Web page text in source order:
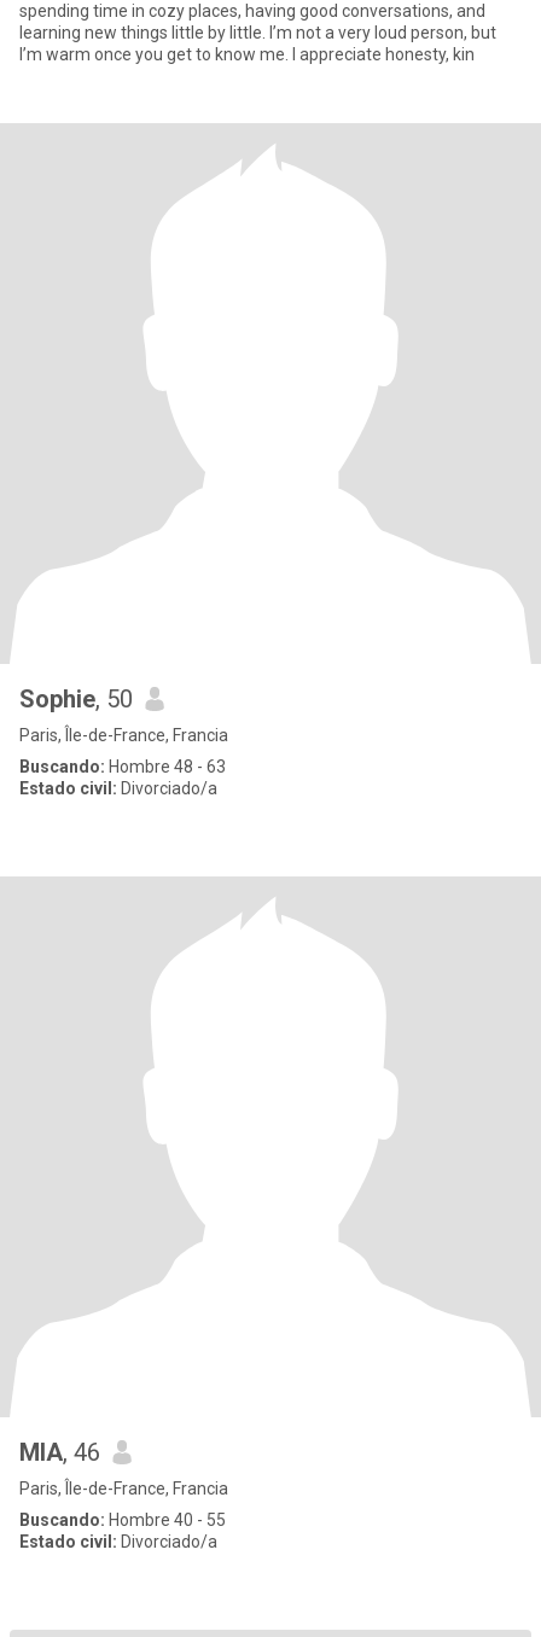
spending time in cozy places, having good conversations, and
learning new things little by little. I’m not a very loud person, but
I’m warm once you get to know me. I appreciate honesty, kin
Sophie, 50
Paris, Île-de-France, Francia
Buscando: Hombre 48 - 63
Estado civil: Divorciado/a
MIA, 46
Paris, Île-de-France, Francia
Buscando: Hombre 40 - 55
Estado civil: Divorciado/a